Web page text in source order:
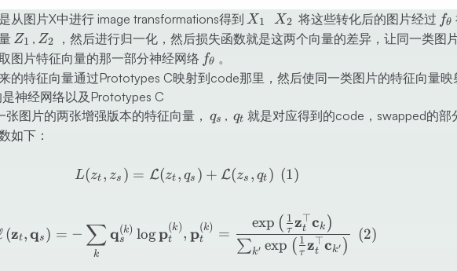
从图片X中进行 image transformations得到 X_1
X1 X_2
X2 将这些转化后的图片经过 f_θ
fθ
Z_1
Z1 , Z_2
Z2
，然后进行归一化，然后损失函数就是这两个向量的差异，让同一类图
图片特征向量的那一部分神经网络 f_θ
fθ 。
的特征向量通过Prototypes C映射到code那里，然后使同一类图片的特征向量映
神经网络以及Prototypes C
张图片的两张增强版本的特征向量， q_s
qs , q_t
qt 就是对应得到的code，swapped的部
如下：
L(z_t, z_s) = \mathcal{L}(z_t, q_s) +
L(zt , zs ) = L(zt , qs ) + L(zs , qt ) (1)
\ell\left(\mathbf{z}_t,
(zt, qs ) = −
k
∑qs
(k) logpt
(k), pt
(k) =
∑k′ exp ( τ
1 zt
⊤ck′ )
exp ( τ
1 zt
⊤ck )
(2)